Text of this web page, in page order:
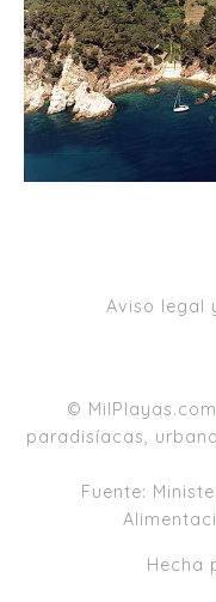
Aviso legal
©
paradisíacas,
Fuente:
Hecha